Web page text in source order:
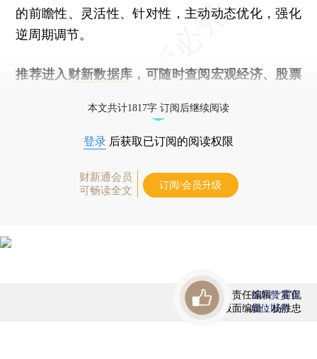
的前瞻性、灵活性、针对性，主动动态优化，强化
逆周期调节。
推荐进入 财新数据库 ，可随时查阅宏观经济、股票
本文共计1817字 订阅后继续阅读
登录 后获取已订阅的阅读权限
财新通会员
可畅读全文
订阅/会员升级
责任编辑：霍侃
版面编辑：杨胜忠
首席赞赏官
虚位以待